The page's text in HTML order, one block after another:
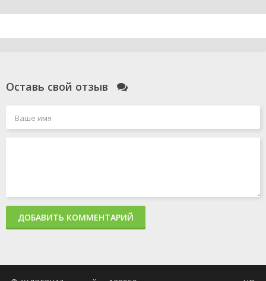
Оставь свой отзыв
ДОБАВИТЬ КОММЕНТАРИЙ